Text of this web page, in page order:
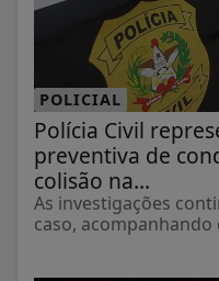
POLICIAL
Polícia Civil
preventiva de
colisão na...
As investigações
caso,